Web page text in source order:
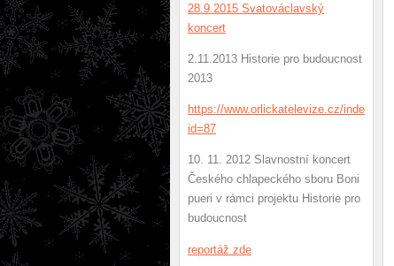
28.9.2015 Svatováclavský
koncert
2.11.2013 Historie pro budoucnost
2013
https://www.orlickatelevize.cz/index.php?
id=87
10. 11. 2012 Slavnostní koncert
Českého chlapeckého sboru Boni
pueri v rámci projektu Historie pro
budoucnost
reportáž zde